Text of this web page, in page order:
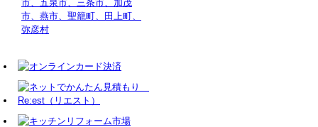
市、五泉市、三条市、加茂
市、燕市、聖籠町、田上町、
弥彦村